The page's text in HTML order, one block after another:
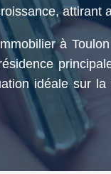
attirant
à
idéale sur la